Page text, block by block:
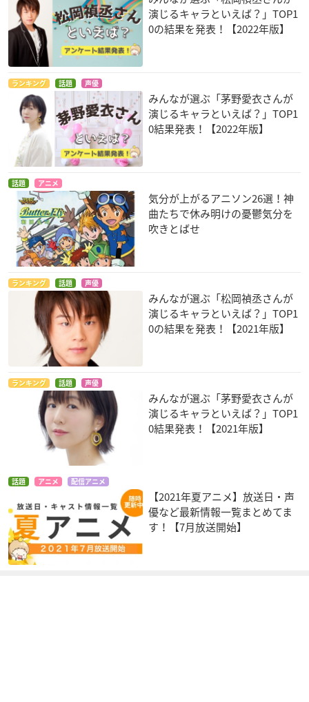
演じるキャラといえば？」TOP1
0の結果を発表！【2022年版】
ランキング 話題 声優
みんなが選ぶ「茅野愛衣さんが
演じるキャラといえば？」TOP1
0結果発表！【2022年版】
話題 アニメ
気分が上がるアニソン26選！神
曲たちで休み明けの憂鬱気分を
吹きとばせ
ランキング 話題 声優
みんなが選ぶ「松岡禎丞さんが
演じるキャラといえば？」TOP1
0の結果を発表！【2021年版】
ランキング 話題 声優
みんなが選ぶ「茅野愛衣さんが
演じるキャラといえば？」TOP1
0結果発表！【2021年版】
話題 アニメ 配信アニメ
【2021年夏アニメ】放送日・声
優など最新情報一覧まとめてま
す！【7月放送開始】